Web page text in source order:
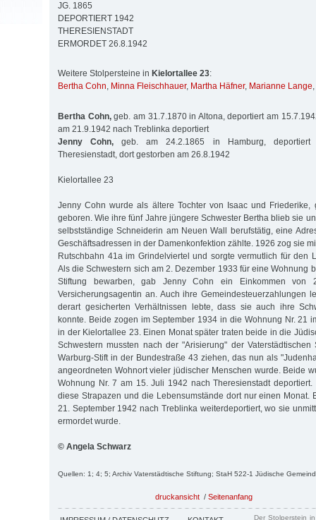
JG. 1865
DEPORTIERT 1942
THERESIENSTADT
ERMORDET 26.8.1942
Weitere Stolpersteine in Kielortallee 23:
Bertha Cohn, Minna Fleischhauer, Martha Häfner, Marianne Lange,
Bertha Cohn,geb. am 31.7.1870 in Altona, deportiert am
am 21.9.1942 nach Treblinka deportiert
Jenny Cohn, geb. am 24.2.1865 in Hamburg, deportiert
Theresienstadt, dort gestorben am 26.8.1942
Kielortallee 23
Jenny Cohn wurde als ältere Tochter von Isaac und Friederike,
geboren. Wie ihre fünf Jahre jüngere Schwester Bertha blieb sie
selbstständige Schneiderin am Neuen Wall berufstätig, eine
Geschäftsadressen in der Damenkonfektion zählte. 1926 zog sie
Rutschbahn 41a im Grindelviertel und sorgte vermutlich für den
Als die Schwestern sich am 2. Dezember 1933 für eine Wohnung
Stiftung bewarben, gab Jenny Cohn ein Einkommen von
Versicherungsagentin an. Auch ihre Gemeindesteuerzahlungen
derart gesicherten Verhältnissen lebte, dass sie auch ihre
konnte. Beide zogen im September 1934 in die Wohnung Nr. 21
in der Kielortallee 23. Einen Monat später traten beide in die
Schwestern mussten nach der "Arisierung" der
Warburg-Stift in der Bundestraße 43 ziehen, das nun als
angeordneten Wohnort vieler jüdischer Menschen wurde. Beide
Wohnung Nr. 7 am 15. Juli 1942 nach Theresienstadt
diese Strapazen und die Lebensumstände dort nur einen Monat.
21. September 1942 nach Treblinka weiterdeportiert, wo sie
ermordet wurde.
© Angela Schwarz
Quellen: 1; 4; 5; Archiv Vaterstädtische Stiftung; StaH 522-1 Jüdische
druckansicht / Seitenanfang
Der Stolperstein